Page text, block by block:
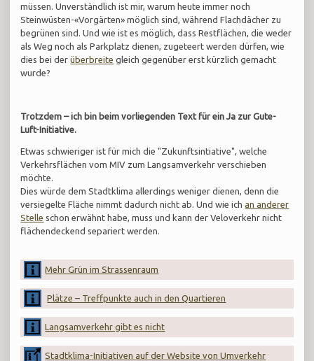
müssen. Unverständlich ist mir, warum heute immer noch
Steinwüsten-«Vorgärten» möglich sind, während Flachdächer zu
begrünen sind. Und wie ist es möglich, dass Restflächen, die weder
als Weg noch als Parkplatz dienen, zugeteert werden dürfen, wie
dies bei derüberbreite gleich gegenüber erst kürzlich gemacht
wurde?
Trotzdem – ich bin beim vorliegenden Text für ein Ja zur Gute-
Luft-Initiative.
Etwas schwieriger ist für mich die "Zukunftsintiative", welche
Verkehrsflächen vom MIV zum Langsamverkehr verschieben
möchte.
Dies würde dem Stadtklima allerdings weniger dienen, denn die
versiegelte Fläche nimmt dadurch nicht ab. Und wie ich an anderer
Stelle schon erwähnt habe, muss und kann der Veloverkehr nicht
flächendeckend separiert werden.
Mehr Grün im Strassenraum
Plätze – Treffpunkte auch in den Quartieren
Langsamverkehr gibt es nicht
Stadtklima-Initiativen auf der Website von Umverkehr